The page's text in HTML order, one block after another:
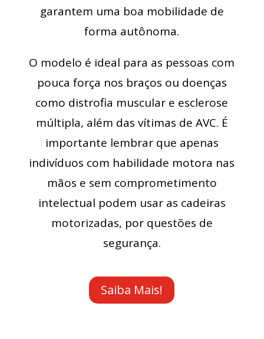
garantem uma boa mobilidade de
forma autônoma.
O modelo é ideal para as pessoas com
pouca força nos braços ou doenças
como distrofia muscular e esclerose
múltipla, além das vítimas de AVC. É
importante lembrar que apenas
indivíduos com habilidade motora nas
mãos e sem comprometimento
intelectual podem usar as cadeiras
motorizadas, por questões de
segurança.
Saiba Mais!